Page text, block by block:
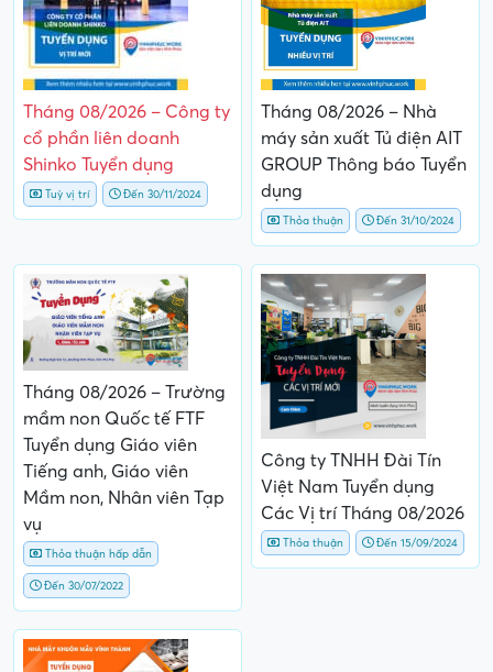
Tháng 08/2026 – Công ty
cổ phần liên doanh
Shinko Tuyển dụng
Tuỳ vị trí Đến 30/11/2024
Tháng 08/2026 – Nhà
máy sản xuất Tủ điện AIT
GROUP Thông báo Tuyển
dụng
Thỏa thuận Đến 31/10/2024
Tháng 08/2026 – Trường
mầm non Quốc tế FTF
Tuyển dụng Giáo viên
Tiếng anh, Giáo viên
Mầm non, Nhân viên Tạp
vụ
Thỏa thuận hấp dẫn
Đến 30/07/2022
Công ty TNHH Đài Tín
Việt Nam Tuyển dụng
Các Vị trí Tháng 08/2026
Thỏa thuận Đến 15/09/2024